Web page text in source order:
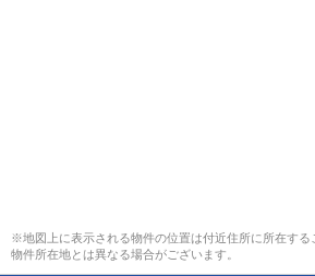
※地図上に表示される物件の位置は付近住所に所在する
物件所在地とは異なる場合がございます。